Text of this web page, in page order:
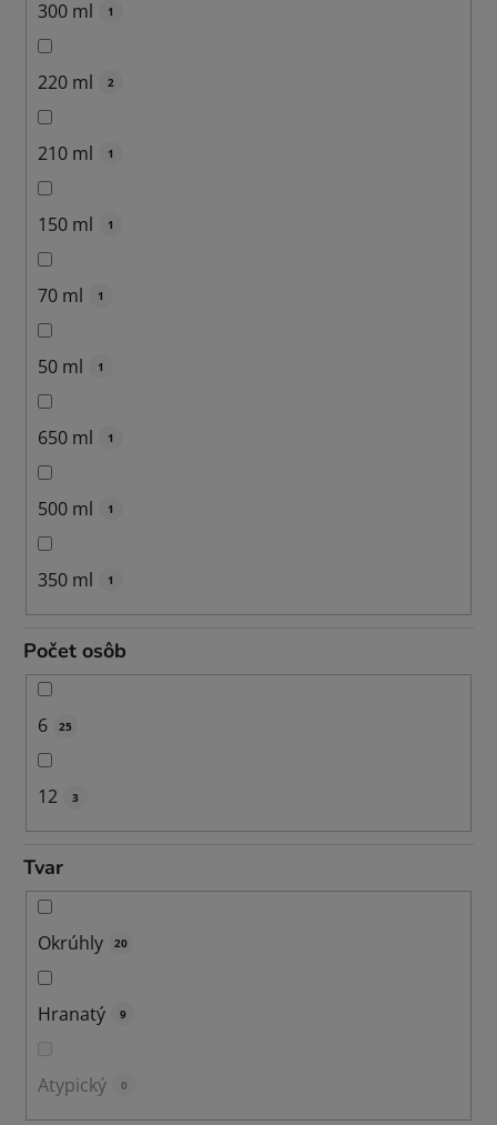
300 ml 1
220 ml 2
210 ml 1
150 ml 1
70 ml 1
50 ml 1
650 ml 1
500 ml 1
350 ml 1
Počet osôb
6 25
12 3
Tvar
Okrúhly 20
Hranatý 9
Atypický 0